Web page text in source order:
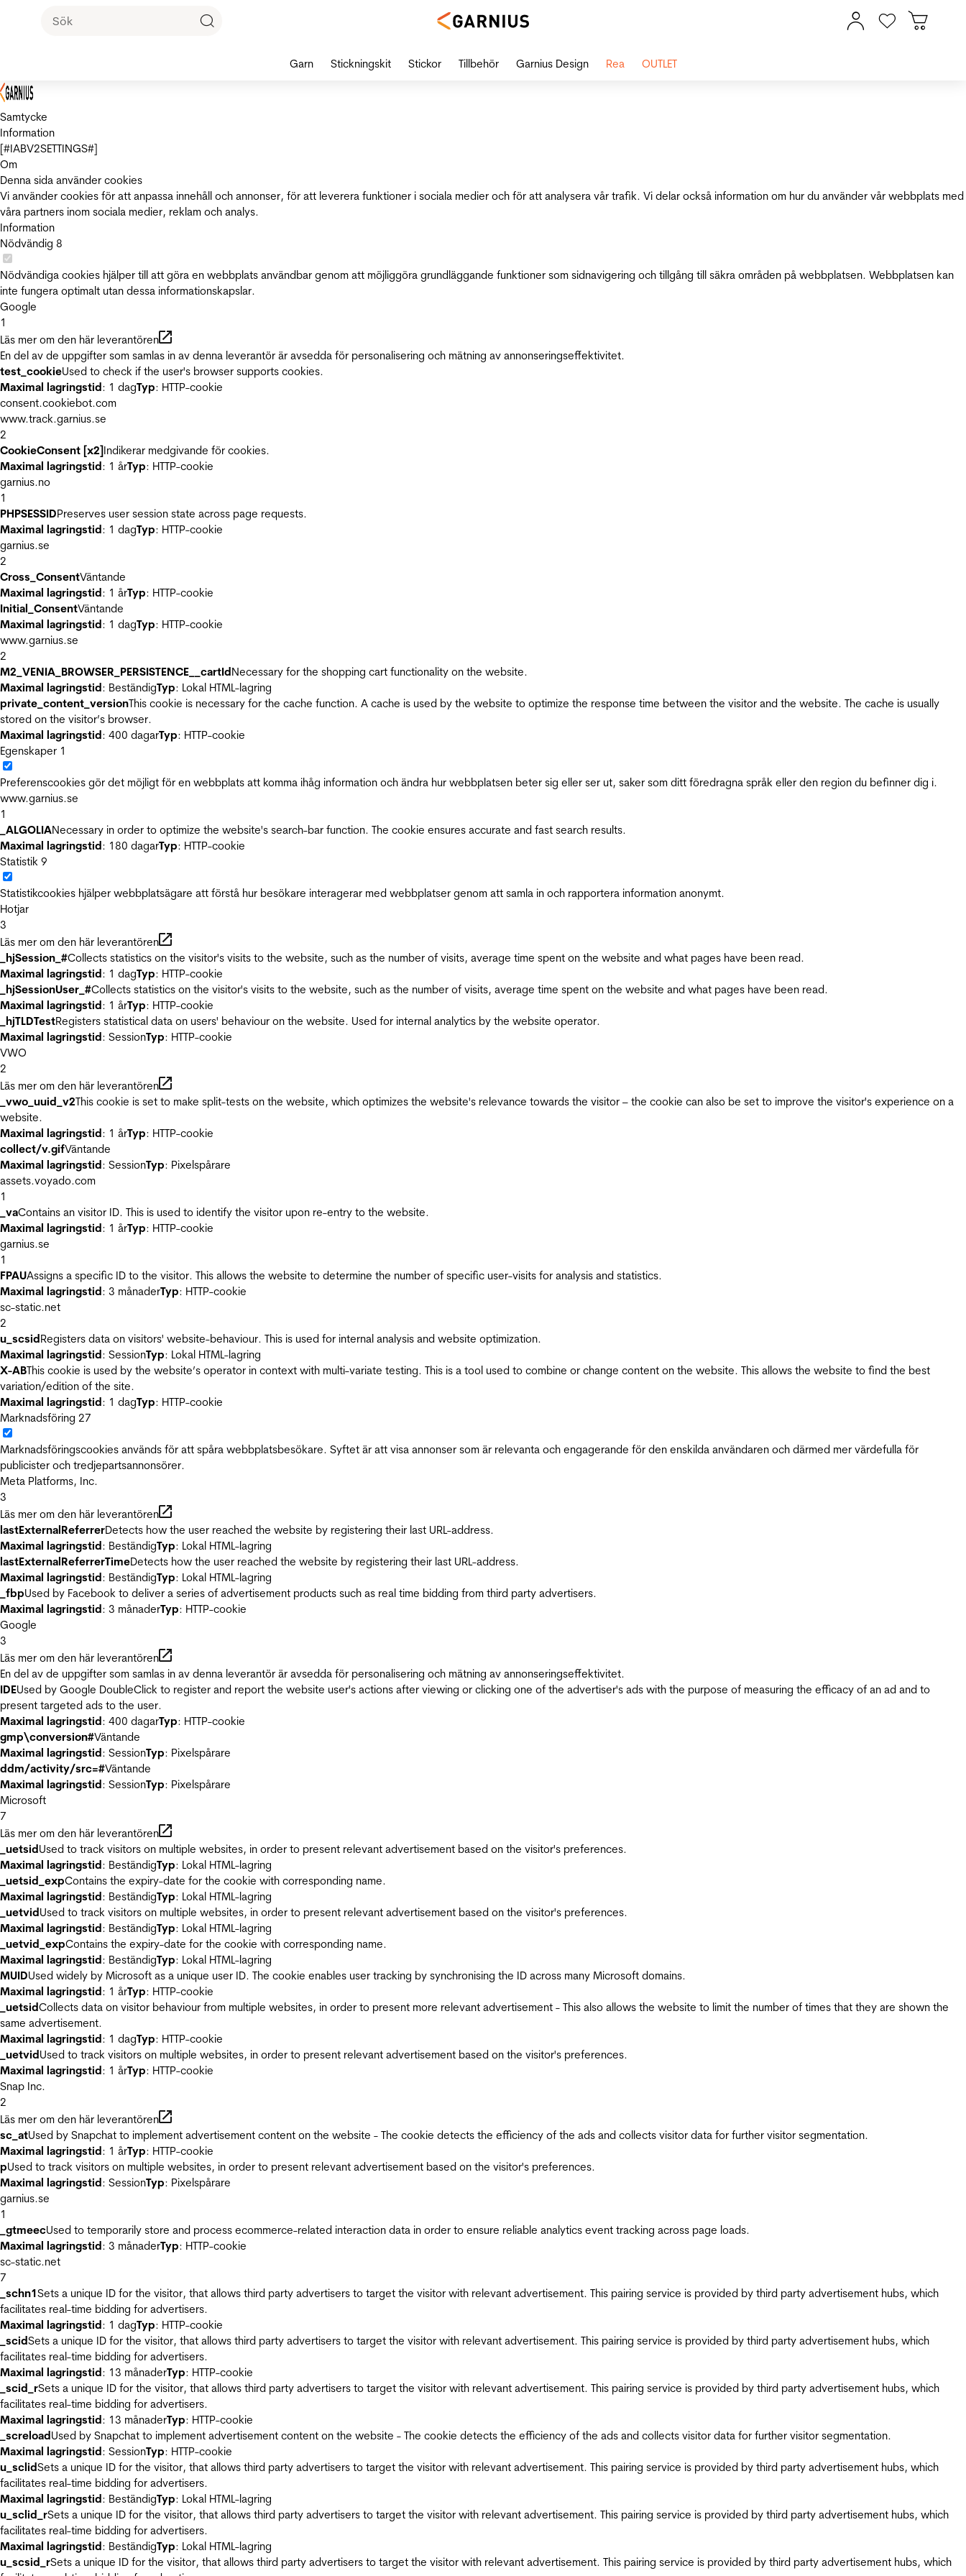
Samtycke
Information
[#IABV2SETTINGS#]
Om
Denna sida använder cookies
Vi använder cookies för att anpassa innehåll och annonser, för att leverera funktioner i sociala medier och för att analysera vår trafik. Vi delar också information om hur du använder vår webbplats med
våra partners inom sociala medier, reklam och analys.
Information
Nödvändig 8
Nödvändiga cookies hjälper till att göra en webbplats användbar genom att möjliggöra grundläggande funktioner som sidnavigering och tillgång till säkra områden på webbplatsen. Webbplatsen kan
inte fungera optimalt utan dessa informationskapslar.
Google
1
Läs mer om den här leverantören
En del av de uppgifter som samlas in av denna leverantör är avsedda för personalisering och mätning av annonseringseffektivitet.
test_cookieUsed to check if the user's browser supports cookies.
Maximal lagringstid: 1 dagTyp: HTTP-cookie
consent.cookiebot.com
www.track.garnius.se
2
CookieConsent [x2]Indikerar medgivande för cookies.
Maximal lagringstid: 1 årTyp: HTTP-cookie
garnius.no
1
PHPSESSIDPreserves user session state across page requests.
Maximal lagringstid: 1 dagTyp: HTTP-cookie
garnius.se
2
Cross_ConsentVäntande
Maximal lagringstid: 1 årTyp: HTTP-cookie
Initial_ConsentVäntande
Maximal lagringstid: 1 dagTyp: HTTP-cookie
www.garnius.se
2
M2_VENIA_BROWSER_PERSISTENCE__cartIdNecessary for the shopping cart functionality on the website.
Maximal lagringstid: BeständigTyp: Lokal HTML-lagring
private_content_versionThis cookie is necessary for the cache function. A cache is used by the website to optimize the response time between the visitor and the website. The cache is usually
stored on the visitor’s browser.
Maximal lagringstid: 400 dagarTyp: HTTP-cookie
Egenskaper 1
Preferenscookies gör det möjligt för en webbplats att komma ihåg information och ändra hur webbplatsen beter sig eller ser ut, saker som ditt föredragna språk eller den region du befinner dig i.
www.garnius.se
1
_ALGOLIANecessary in order to optimize the website's search-bar function. The cookie ensures accurate and fast search results.
Maximal lagringstid: 180 dagarTyp: HTTP-cookie
Statistik 9
Statistikcookies hjälper webbplatsägare att förstå hur besökare interagerar med webbplatser genom att samla in och rapportera information anonymt.
Hotjar
3
Läs mer om den här leverantören
_hjSession_#Collects statistics on the visitor's visits to the website, such as the number of visits, average time spent on the website and what pages have been read.
Maximal lagringstid: 1 dagTyp: HTTP-cookie
_hjSessionUser_#Collects statistics on the visitor's visits to the website, such as the number of visits, average time spent on the website and what pages have been read.
Maximal lagringstid: 1 årTyp: HTTP-cookie
_hjTLDTestRegisters statistical data on users' behaviour on the website. Used for internal analytics by the website operator.
Maximal lagringstid: SessionTyp: HTTP-cookie
VWO
2
Läs mer om den här leverantören
_vwo_uuid_v2This cookie is set to make split-tests on the website, which optimizes the website's relevance towards the visitor – the cookie can also be set to improve the visitor's experience on a
website.
Maximal lagringstid: 1 årTyp: HTTP-cookie
collect/v.gifVäntande
Maximal lagringstid: SessionTyp: Pixelspårare
assets.voyado.com
1
_vaContains an visitor ID. This is used to identify the visitor upon re-entry to the website.
Maximal lagringstid: 1 årTyp: HTTP-cookie
garnius.se
1
FPAUAssigns a specific ID to the visitor. This allows the website to determine the number of specific user-visits for analysis and statistics.
Maximal lagringstid: 3 månaderTyp: HTTP-cookie
sc-static.net
2
u_scsidRegisters data on visitors' website-behaviour. This is used for internal analysis and website optimization.
Maximal lagringstid: SessionTyp: Lokal HTML-lagring
X-ABThis cookie is used by the website’s operator in context with multi-variate testing. This is a tool used to combine or change content on the website. This allows the website to find the best
variation/edition of the site.
Maximal lagringstid: 1 dagTyp: HTTP-cookie
Marknadsföring 27
Marknadsföringscookies används för att spåra webbplatsbesökare. Syftet är att visa annonser som är relevanta och engagerande för den enskilda användaren och därmed mer värdefulla för
publicister och tredjepartsannonsörer.
Meta Platforms, Inc.
3
Läs mer om den här leverantören
lastExternalReferrerDetects how the user reached the website by registering their last URL-address.
Maximal lagringstid: BeständigTyp: Lokal HTML-lagring
lastExternalReferrerTimeDetects how the user reached the website by registering their last URL-address.
Maximal lagringstid: BeständigTyp: Lokal HTML-lagring
_fbpUsed by Facebook to deliver a series of advertisement products such as real time bidding from third party advertisers.
Maximal lagringstid: 3 månaderTyp: HTTP-cookie
Google
3
Läs mer om den här leverantören
En del av de uppgifter som samlas in av denna leverantör är avsedda för personalisering och mätning av annonseringseffektivitet.
IDEUsed by Google DoubleClick to register and report the website user's actions after viewing or clicking one of the advertiser's ads with the purpose of measuring the efficacy of an ad and to
present targeted ads to the user.
Maximal lagringstid: 400 dagarTyp: HTTP-cookie
gmp\conversion#Väntande
Maximal lagringstid: SessionTyp: Pixelspårare
ddm/activity/src=#Väntande
Maximal lagringstid: SessionTyp: Pixelspårare
Microsoft
7
Läs mer om den här leverantören
_uetsidUsed to track visitors on multiple websites, in order to present relevant advertisement based on the visitor's preferences.
Maximal lagringstid: BeständigTyp: Lokal HTML-lagring
_uetsid_expContains the expiry-date for the cookie with corresponding name.
Maximal lagringstid: BeständigTyp: Lokal HTML-lagring
_uetvidUsed to track visitors on multiple websites, in order to present relevant advertisement based on the visitor's preferences.
Maximal lagringstid: BeständigTyp: Lokal HTML-lagring
_uetvid_expContains the expiry-date for the cookie with corresponding name.
Maximal lagringstid: BeständigTyp: Lokal HTML-lagring
MUIDUsed widely by Microsoft as a unique user ID. The cookie enables user tracking by synchronising the ID across many Microsoft domains.
Maximal lagringstid: 1 årTyp: HTTP-cookie
_uetsidCollects data on visitor behaviour from multiple websites, in order to present more relevant advertisement - This also allows the website to limit the number of times that they are shown the
same advertisement.
Maximal lagringstid: 1 dagTyp: HTTP-cookie
_uetvidUsed to track visitors on multiple websites, in order to present relevant advertisement based on the visitor's preferences.
Maximal lagringstid: 1 årTyp: HTTP-cookie
Snap Inc.
2
Läs mer om den här leverantören
sc_atUsed by Snapchat to implement advertisement content on the website - The cookie detects the efficiency of the ads and collects visitor data for further visitor segmentation.
Maximal lagringstid: 1 årTyp: HTTP-cookie
pUsed to track visitors on multiple websites, in order to present relevant advertisement based on the visitor's preferences.
Maximal lagringstid: SessionTyp: Pixelspårare
garnius.se
1
_gtmeecUsed to temporarily store and process ecommerce-related interaction data in order to ensure reliable analytics event tracking across page loads.
Maximal lagringstid: 3 månaderTyp: HTTP-cookie
sc-static.net
7
_schn1Sets a unique ID for the visitor, that allows third party advertisers to target the visitor with relevant advertisement. This pairing service is provided by third party advertisement hubs, which
facilitates real-time bidding for advertisers.
Maximal lagringstid: 1 dagTyp: HTTP-cookie
_scidSets a unique ID for the visitor, that allows third party advertisers to target the visitor with relevant advertisement. This pairing service is provided by third party advertisement hubs, which
facilitates real-time bidding for advertisers.
Maximal lagringstid: 13 månaderTyp: HTTP-cookie
_scid_rSets a unique ID for the visitor, that allows third party advertisers to target the visitor with relevant advertisement. This pairing service is provided by third party advertisement hubs, which
facilitates real-time bidding for advertisers.
Maximal lagringstid: 13 månaderTyp: HTTP-cookie
_screloadUsed by Snapchat to implement advertisement content on the website - The cookie detects the efficiency of the ads and collects visitor data for further visitor segmentation.
Maximal lagringstid: SessionTyp: HTTP-cookie
u_sclidSets a unique ID for the visitor, that allows third party advertisers to target the visitor with relevant advertisement. This pairing service is provided by third party advertisement hubs, which
facilitates real-time bidding for advertisers.
Maximal lagringstid: BeständigTyp: Lokal HTML-lagring
u_sclid_rSets a unique ID for the visitor, that allows third party advertisers to target the visitor with relevant advertisement. This pairing service is provided by third party advertisement hubs, which
facilitates real-time bidding for advertisers.
Maximal lagringstid: BeständigTyp: Lokal HTML-lagring
u_scsid_rSets a unique ID for the visitor, that allows third party advertisers to target the visitor with relevant advertisement. This pairing service is provided by third party advertisement hubs, which
Garn Stickningskit Stickor Tillbehör Garnius Design Rea OUTLET